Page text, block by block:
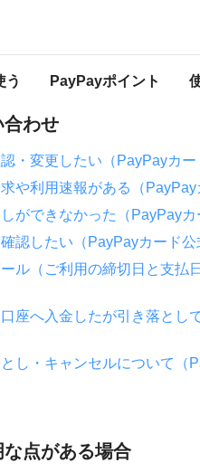
う PayPayポイント
の引き落としに関
合わせ
・変更したい（PayPayカー
や利用速報がある（PayPay
ができなかった（PayPayカ
認したい（PayPayカード公
ル（ご利用の締切日と支払
座へ入金したが引き落とし
し・キャンセルについて（
点がある場合